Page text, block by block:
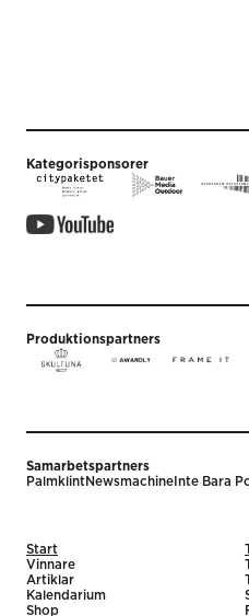
Kategorisponsorer
Produktionspartners
Samarbetspartners
PalmklintNewsmachine Inte Bara
Start
Vinnare
Artiklar
Kalendarium
Shop